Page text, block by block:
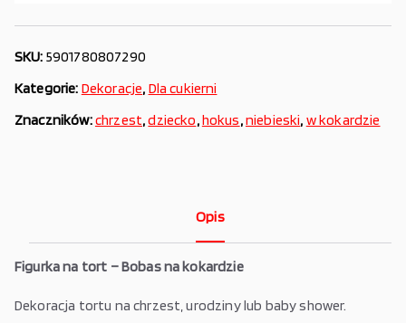
SKU: 5901780807290
Kategorie: Dekoracje, Dla cukierni
Znaczników:chrzest,dziecko,hokus,niebieski, w kokardzie
Opis
Figurka na tort – Bobas na kokardzie
Dekoracja tortu na chrzest, urodziny lub baby shower.